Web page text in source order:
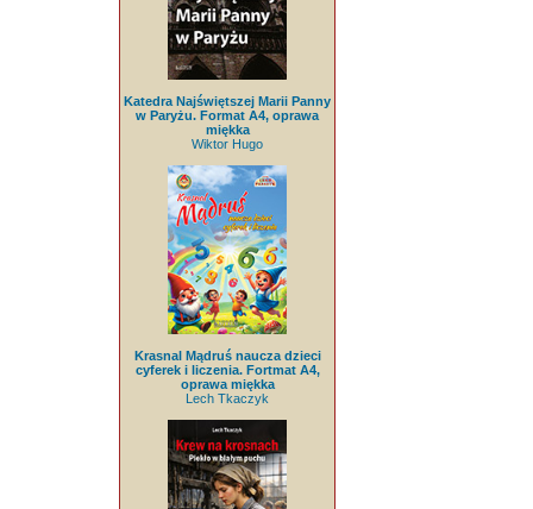
Katedra Najświętszej Marii Panny
w Paryżu. Format A4, oprawa
miękka
Wiktor Hugo
Krasnal Mądruś naucza dzieci
cyferek i liczenia. Fortmat A4,
oprawa miękka
Lech Tkaczyk